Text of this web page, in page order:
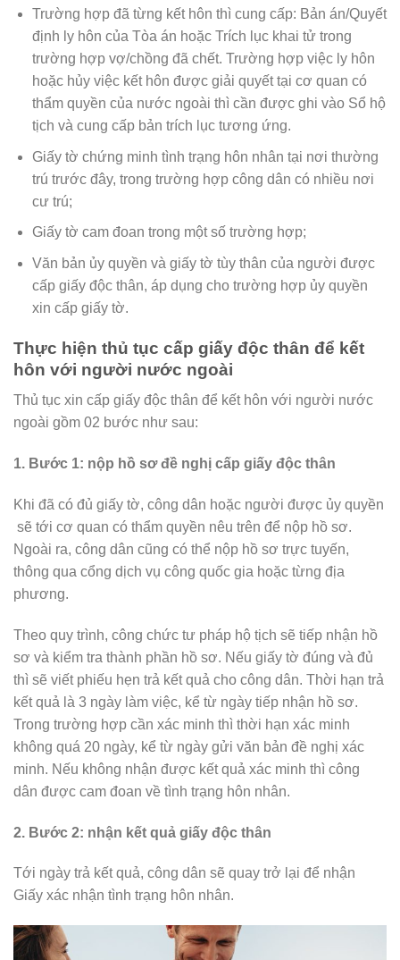
Trường hợp đã từng kết hôn thì cung cấp: Bản án/Quyết
định ly hôn của Tòa án hoặc Trích lục khai tử trong
trường hợp vợ/chồng đã chết. Trường hợp việc ly hôn
hoặc hủy việc kết hôn được giải quyết tại cơ quan có
thẩm quyền của nước ngoài thì cần được ghi vào Sổ hộ
tịch và cung cấp bản trích lục tương ứng.
Giấy tờ chứng minh tình trạng hôn nhân tại nơi thường
trú trước đây, trong trường hợp công dân có nhiều nơi
cư trú;
Giấy tờ cam đoan trong một số trường hợp;
Văn bản ủy quyền và giấy tờ tùy thân của người được
cấp giấy độc thân, áp dụng cho trường hợp ủy quyền
xin cấp giấy tờ.
Thực hiện thủ tục cấp giấy độc thân để kết
hôn với người nước ngoài
Thủ tục xin cấp giấy độc thân để kết hôn với người nước
ngoài gồm 02 bước như sau:
1. Bước 1: nộp hồ sơ đề nghị cấp giấy độc thân
Khi đã có đủ giấy tờ, công dân hoặc người được ủy quyền
sẽ tới cơ quan có thẩm quyền nêu trên để nộp hồ sơ.
Ngoài ra, công dân cũng có thể nộp hồ sơ trực tuyến,
thông qua cổng dịch vụ công quốc gia hoặc từng địa
phương.
Theo quy trình, công chức tư pháp hộ tịch sẽ tiếp nhận hồ
sơ và kiểm tra thành phần hồ sơ. Nếu giấy tờ đúng và đủ
thì sẽ viết phiếu hẹn trả kết quả cho công dân. Thời hạn trả
kết quả là 3 ngày làm việc, kể từ ngày tiếp nhận hồ sơ.
Trong trường hợp cần xác minh thì thời hạn xác minh
không quá 20 ngày, kể từ ngày gửi văn bản đề nghị xác
minh. Nếu không nhận được kết quả xác minh thì công
dân được cam đoan về tình trạng hôn nhân.
2. Bước 2: nhận kết quả giấy độc thân
Tới ngày trả kết quả, công dân sẽ quay trở lại để nhận
Giấy xác nhận tình trạng hôn nhân.